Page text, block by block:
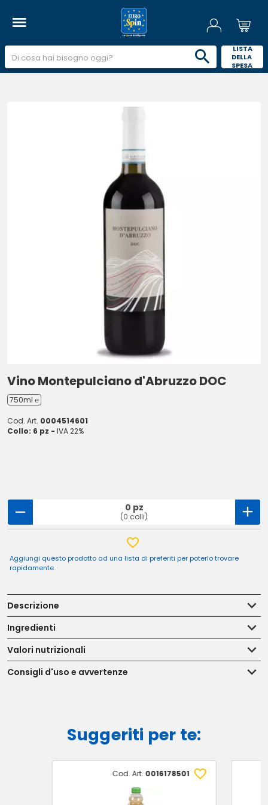
LISTA
DELLA
SPESA
Vino Montepulciano d'Abruzzo DOC
750ml ℮
Cod. Art. 0004514601
Collo: 6 pz - IVA 22%
0 pz
(0 colli)
Aggiungi questo prodotto ad una lista di preferiti per poterlo trovare
rapidamente
Descrizione
Ingredienti
Valori nutrizionali
Consigli d'uso e avvertenze
Suggeriti per te:
Cod. Art. 0016178501